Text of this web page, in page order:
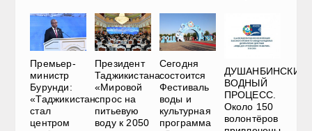
Премьер-
министр
Бурунди:
«Таджикистан
стал
центром
Президент
Таджикистана:
«Мировой
спрос на
питьевую
воду к 2050
Сегодня
состоится
Фестиваль
воды и
культурная
программа
ДУШАНБИНСКИЙ
ВОДНЫЙ
ПРОЦЕСС.
Около 150
волонтёров